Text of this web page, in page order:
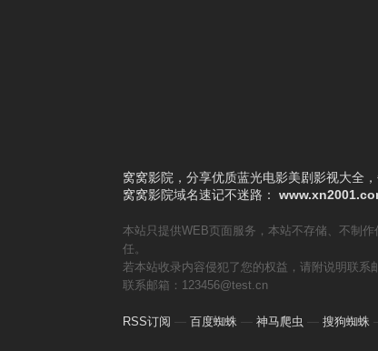
窝窝影院，分享优质蓝光电影美剧影视大全
窝窝影院域名速记不迷路：
本站只提供WEB页面服务，本站不存储、不制
任。
若本站收录内容侵犯了您的权益，请附说明联系
联系邮箱：123456@test.cn
RSS订阅 — 百度蜘蛛 — 神马爬虫 — 搜狗蜘蛛